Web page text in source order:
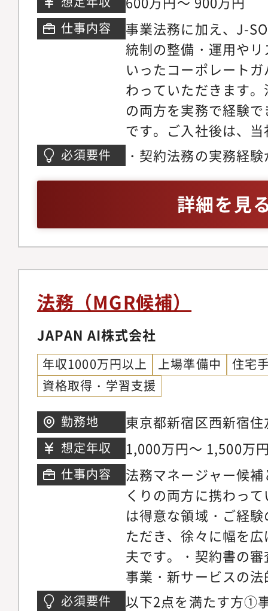
キュリティは、「法
も密接に交差する領
インシデント対応契
いなど、通常の事業
型・規制対応を実務
る現場の最も近くで
下で、経営判断にお
スクの定量化、意思
ら、判断軸そのもの
す。＜早期に領域を
志向に応じて、契約
ジェクト主担当、海
任します。＜海外展
る＞海外展開プロジ
務、英文契約、クロ
継続的に関与する機
フのメリハリ＞年間
制、有給休暇取得率
令和5年）。9日以上
り。
仕事内容
事業法務に加え、J-
統制の整備・運用や
いったコーポレート
わっていただきます
の両方を実務で経験
です。ご入社後は、
解を深めていただき
ければと考えていま
法務側面からの支援
ススキームのための
類の作成・契約審査
著作権利用許諾契約
財産の形成・管理（
の掘り起こし、特許
中心としたリーガル
関する相談や質問へ
応（現場対応／弁護
理（規約作成/改定）
リスク管理体制構築
とする内部統制の整
責任者と連携）・リ
策立案の補佐・法務
アンス意識浸透のた
の魅力・事業法務と
の両方を実務レベル
に深められる希少性
いて、経営に近い立
営基盤構築に携われ
必須要件
・契約法務の実務経
する知見と理解・事
クトを推進した経験
可能。
詳細を見
法務（MGR候補）
JAPAN AI株式会社
年収1000万円以上 上場準備中
住宅
資格取得・学習支援
勤務地
東京都新宿区西新宿
ワー 5／6階
想定年収 1,000万円～ 1,500万
仕事内容
法務マネージャー候
くりの両方に携わっ
は得意な領域・ご経
ただき、徐々に幅を
夫です。・契約書の
事業・新サービスの
AI関連サービスの法
必須要件
以下2点を満たす方①